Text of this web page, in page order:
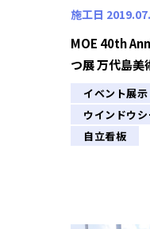
施工日
MOE 40th
つ展 万代島美
イベント展示
ウインドウシ
自立看板